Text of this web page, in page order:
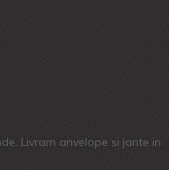
Livram anvelope si jante in